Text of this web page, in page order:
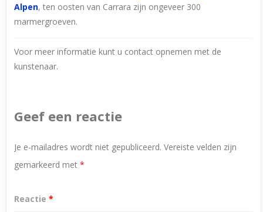
Alpen, ten oosten van Carrara zijn ongeveer 300
marmergroeven.
Voor meer informatie kunt u contact opnemen met de
kunstenaar.
Geef een reactie
Je e-mailadres wordt niet gepubliceerd. Vereiste velden zijn
gemarkeerd met*
Reactie*